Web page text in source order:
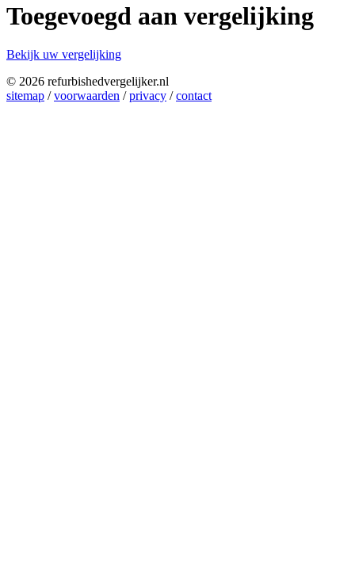
Toegevoegd aan vergelijking
Bekijk uw vergelijking
© 2026 refurbishedvergelijker.nl
sitemap /voorwaarden /privacy /contact